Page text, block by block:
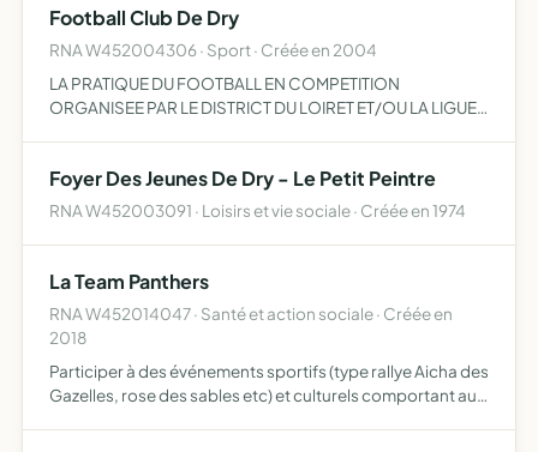
Football Club De Dry
RNA W452004306 · Sport · Créée en 2004
LA PRATIQUE DU FOOTBALL EN COMPETITION
ORGANISEE PAR LE DISTRICT DU LOIRET ET/OU LA LIGUE
Foyer Des Jeunes De Dry - Le Petit Peintre
RNA W452003091 · Loisirs et vie sociale · Créée en 1974
La Team Panthers
RNA W452014047 · Santé et action sociale · Créée en
2018
Participer à des événements sportifs (type rallye Aicha des
Gazelles, rose des sables etc) et culturels comportant au